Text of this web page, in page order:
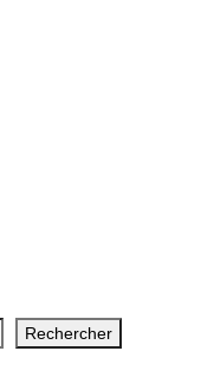
Rechercher